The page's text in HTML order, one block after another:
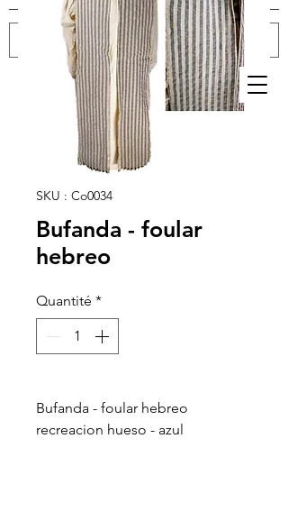
Se connecter
SKU : Co0034
Bufanda - foular
hebreo
Quantité *
Bufanda - foular hebreo
recreacion hueso - azul